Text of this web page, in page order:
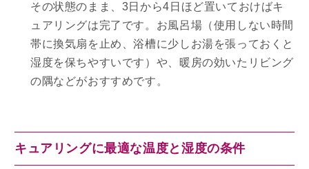
その状態のまま、3日から4日ほど置いておけばキ
ュアリングは完了です。お風呂場（使用しない時間
帯に換気扇を止め、浴槽に少しお湯を張っておくと
湿度を保ちやすいです）や、暖房の効いたリビング
の隅などがおすすめです。
キュアリングに最適な温度と湿度の条件